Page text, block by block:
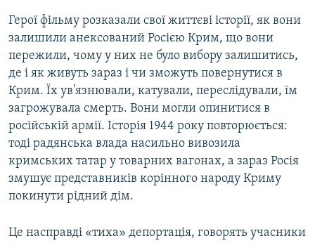
Герої фільму розказали свої життєві історії, як вони
залишили анексований Росією Крим, що вони
пережили, чому у них не було вибору залишитись,
де і як живуть зараз і чи зможуть повернутися в
Крим. Їх ув'язнювали, катували, переслідували, їм
загрожувала смерть. Вони могли опинитися в
російській армії. Історія 1944 року повторюється:
тоді радянська влада насильно вивозила
кримських татар у товарних вагонах, а зараз Росія
змушує представників корінного народу Криму
покинути рідний дім.
Це насправді «тиха» депортація, говорять учасники